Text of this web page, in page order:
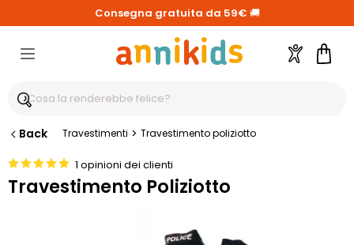
Consegna gratuita da 59€ 🚚
Account
Back Travestimenti > Travestimento poliziotto
1 opinioni dei clienti
Travestimento Poliziotto